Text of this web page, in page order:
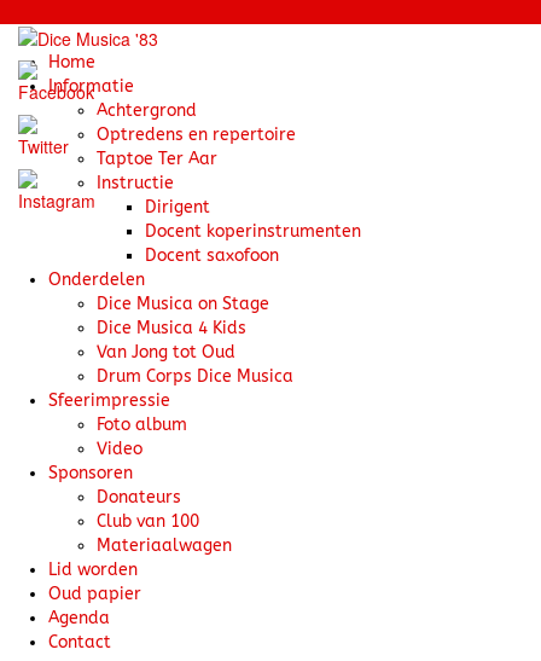
Naar
inhoud
Home
Informatie
Achtergrond
Optredens en repertoire
Taptoe Ter Aar
Instructie
Dirigent
Docent koperinstrumenten
Docent saxofoon
Onderdelen
Dice Musica on Stage
Dice Musica 4 Kids
Van Jong tot Oud
Drum Corps Dice Musica
Sfeerimpressie
Foto album
Video
Sponsoren
Donateurs
Club van 100
Materiaalwagen
Lid worden
Oud papier
Agenda
Contact